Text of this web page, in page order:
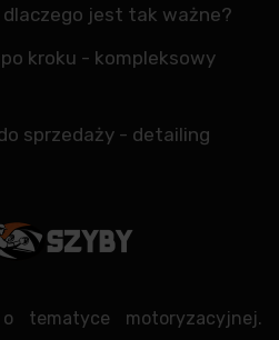
dlaczego jest tak ważne?
kroku - kompleksowy
sprzedaży - detailing
tematyce motoryzacyjnej.